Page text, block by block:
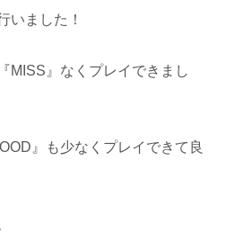
いました！
MISS』なくプレイできまし
』も少なくプレイできて良